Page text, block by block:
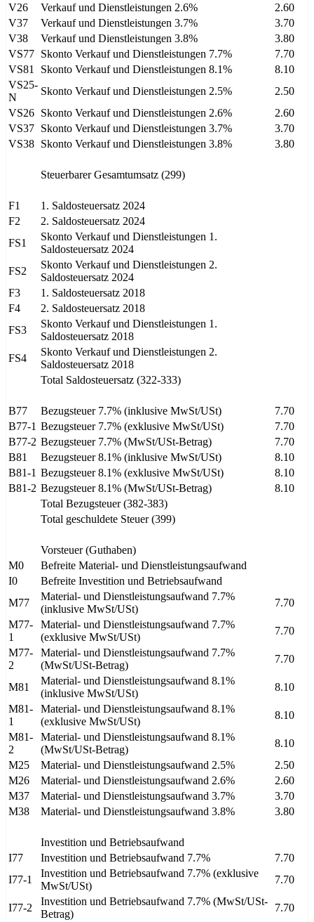
V26
Verkauf und Dienstleistungen 2.6%
2.60
V37
Verkauf und Dienstleistungen 3.7%
3.70
V38
Verkauf und Dienstleistungen 3.8%
3.80
VS77 Skonto Verkauf und Dienstleistungen 7.7%
7.70
VS81
Skonto Verkauf und Dienstleistungen 8.1%
8.10
VS25-
N
Skonto Verkauf und Dienstleistungen 2.5%
2.50
VS26 Skonto Verkauf und Dienstleistungen 2.6%
2.60
VS37 Skonto Verkauf und Dienstleistungen 3.7%
3.70
VS38 Skonto Verkauf und Dienstleistungen 3.8% 3.80
Steuerbarer Gesamtumsatz (299)
F1
1. Saldosteuersatz 2024
F2
2. Saldosteuersatz 2024
FS1
Skonto Verkauf und Dienstleistungen 1.
Saldosteuersatz 2024
FS2
Skonto Verkauf und Dienstleistungen 2.
Saldosteuersatz 2024
F3
1. Saldosteuersatz 2018
F4
2. Saldosteuersatz 2018
FS3
Skonto Verkauf und Dienstleistungen 1.
Saldosteuersatz 2018
FS4
Skonto Verkauf und Dienstleistungen 2.
Saldosteuersatz 2018
Total Saldosteuersatz (322-333)
B77 Bezugsteuer 7.7% (inklusive MwSt/USt)
7.70
B77-1 Bezugsteuer 7.7% (exklusive MwSt/USt)
7.70
B77-2 Bezugsteuer 7.7% (MwSt/USt-Betrag)
7.70
B81
Bezugsteuer 8.1% (inklusive MwSt/USt)
8.10
B81-1 Bezugsteuer 8.1% (exklusive MwSt/USt)
8.10
B81-2 Bezugsteuer 8.1% (MwSt/USt-Betrag)
8.10
Total Bezugsteuer (382-383)
Total geschuldete Steuer (399)
Vorsteuer (Guthaben)
M0
Befreite Material- und Dienstleistungsaufwand
I0
Befreite Investition und Betriebsaufwand
M77
Material- und Dienstleistungsaufwand 7.7%
(inklusive MwSt/USt)
7.70
M77-
1
Material- und Dienstleistungsaufwand 7.7%
(exklusive MwSt/USt)
7.70
M77-
2
Material- und Dienstleistungsaufwand 7.7%
(MwSt/USt-Betrag)
7.70
M81
Material- und Dienstleistungsaufwand 8.1%
(inklusive MwSt/USt)
8.10
M81-
1
Material- und Dienstleistungsaufwand 8.1%
(exklusive MwSt/USt)
8.10
M81-
2
Material- und Dienstleistungsaufwand 8.1%
(MwSt/USt-Betrag)
8.10
M25
Material- und Dienstleistungsaufwand 2.5%
2.50
M26
Material- und Dienstleistungsaufwand 2.6%
2.60
M37
Material- und Dienstleistungsaufwand 3.7%
3.70
M38
Material- und Dienstleistungsaufwand 3.8% 3.80
Investition und Betriebsaufwand
I77
Investition und Betriebsaufwand 7.7%
7.70
I77-1
Investition und Betriebsaufwand 7.7% (exklusive
MwSt/USt)
7.70
I77-2
Investition und Betriebsaufwand 7.7% (MwSt/USt-
Betrag)
7.70